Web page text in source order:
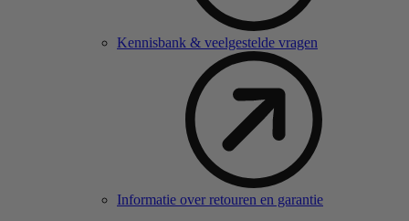
Kennisbank & veelgestelde vragen
Informatie over retouren en garantie